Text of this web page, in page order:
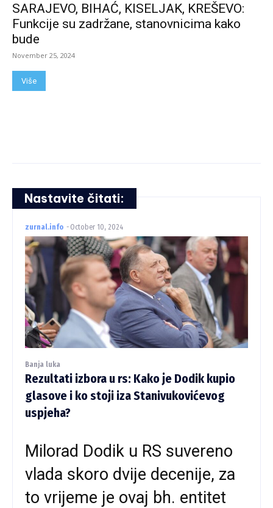
SARAJEVO, BIHAĆ, KISELJAK, KREŠEVO:
Funkcije su zadržane, stanovnicima kako
bude
November 25, 2024
Više
Nastavite čitati:
zurnal.info - October 10, 2024
Banja luka
Rezultati izbora u rs: Kako je Dodik kupio
glasove i ko stoji iza Stanivukovićevog
uspjeha?
Milorad Dodik u RS suvereno
vlada skoro dvije decenije, za
to vrijeme je ovaj bh. entitet